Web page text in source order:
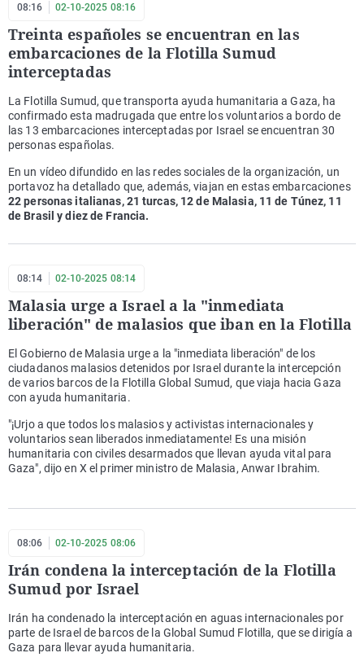
08:16 02-10-2025 08:16
Treinta españoles se encuentran en las
embarcaciones de la Flotilla Sumud
interceptadas
La Flotilla Sumud, que transporta ayuda humanitaria a Gaza, ha
confirmado esta madrugada que entre los voluntarios a bordo de
las 13 embarcaciones interceptadas por Israel se encuentran 30
personas españolas.
En un vídeo difundido en las redes sociales de la organización, un
portavoz ha detallado que, además, viajan en estas embarcaciones
22 personas italianas, 21 turcas, 12 de Malasia, 11 de Túnez, 11
de Brasil y diez de Francia.
08:14 02-10-2025 08:14
Malasia urge a Israel a la "inmediata
liberación" de malasios que iban en la Flotilla
El Gobierno de Malasia urge a la "inmediata liberación" de los
ciudadanos malasios detenidos por Israel durante la intercepción
de varios barcos de la Flotilla Global Sumud, que viaja hacia Gaza
con ayuda humanitaria.
"¡Urjo a que todos los malasios y activistas internacionales y
voluntarios sean liberados inmediatamente! Es una misión
humanitaria con civiles desarmados que llevan ayuda vital para
Gaza", dijo en X el primer ministro de Malasia, Anwar Ibrahim.
08:06 02-10-2025 08:06
Irán condena la interceptación de la Flotilla
Sumud por Israel
Irán ha condenado la interceptación en aguas internacionales por
parte de Israel de barcos de la Global Sumud Flotilla, que se dirigía a
Gaza para llevar ayuda humanitaria.